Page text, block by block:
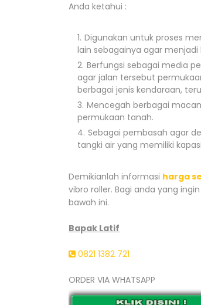
Anda ketahui :
Digunakan untuk proses
lain sebagainya agar menjadi
Berfungsi sebagai media
agar jalan tersebut
berbagai jenis kendaraan,
Mencegah berbagai
permukaan tanah.
Sebagai pembasah agar
tangki air yang memiliki
Demikianlah informasi harga
vibro roller. Bagi anda yang
bawah ini.
Bapak Latif
0821 1382 721
ORDER VIA WHATSAPP